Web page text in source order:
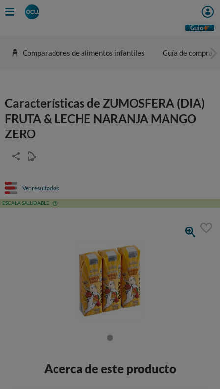
Guio
Comparadores de alimentos infantiles Guía de compra
Características de ZUMOSFERA (DIA)
FRUTA & LECHE NARANJA MANGO
ZERO
Ver resultados
ESCALA SALUDABLE
Acerca de este producto